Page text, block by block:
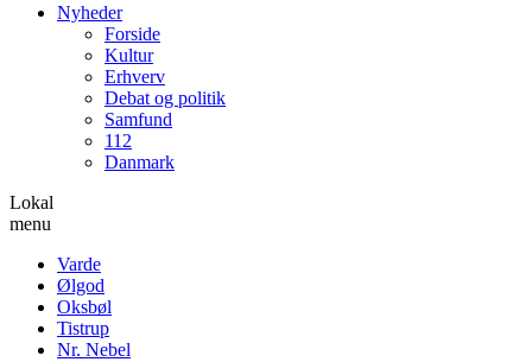
Nyheder
Forside
Kultur
Erhverv
Debat og politik
Samfund
112
Danmark
Lokal
menu
Varde
Ølgod
Oksbøl
Tistrup
Nr. Nebel